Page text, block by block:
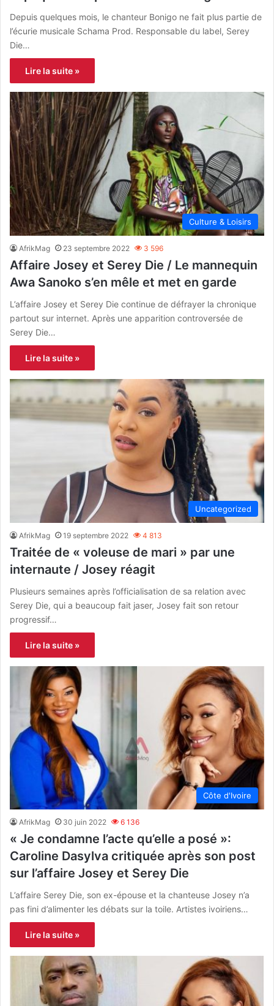
Depuis quelques mois, le chanteur Bonigo ne fait plus partie de
l’écurie musicale Schama Prod. Responsable du label, Serey
Die…
Lire la suite »
Culture & Loisirs
AfrikMag 23 septembre 2022 3 596
Affaire Josey et Serey Die / Le mannequin
Awa Sanoko s’en mêle et met en garde
L’affaire Josey et Serey Die continue de défrayer la chronique
partout sur internet. Après une apparition controversée de
Serey Die…
Lire la suite »
Uncategorized
AfrikMag 19 septembre 2022 4 813
Traitée de « voleuse de mari » par une
internaute / Josey réagit
Plusieurs semaines après l’officialisation de sa relation avec
Serey Die, qui a beaucoup fait jaser, Josey fait son retour
progressif…
Lire la suite »
Côte d'Ivoire
AfrikMag 30 juin 2022 6 136
« Je condamne l’acte qu’elle a posé »:
Caroline Dasylva critiquée après son post
sur l’affaire Josey et Serey Die
L’affaire Serey Die, son ex-épouse et la chanteuse Josey n’a
pas fini d’alimenter les débats sur la toile. Artistes ivoiriens…
Lire la suite »